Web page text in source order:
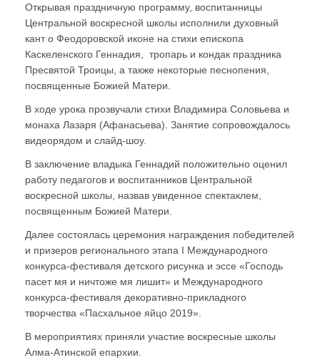
Открывая праздничную программу, воспитанницы
Центральной воскресной школы исполнили духовный
кант о Феодоровской иконе на стихи епископа
Каскеленского Геннадия, тропарь и кондак праздника
Пресвятой Троицы, а также некоторые песнопения,
посвященные Божией Матери.
В ходе урока прозвучали стихи Владимира Соловьева и
монаха Лазаря (Афанасьева). Занятие сопровождалось
видеорядом и слайд-шоу.
В заключение владыка Геннадий положительно оценил
работу педагогов и воспитанников Центральной
воскресной школы, назвав увиденное спектаклем,
посвященным Божией Матери.
Далее состоялась церемония награждения победителей
и призеров регионального этапа I Международного
конкурса-фестиваля детского рисунка и эссе «Господь
пасет мя и ничтоже мя лишит» и Международного
конкурса-фестиваля декоративно-прикладного
творчества «Пасхальное яйцо 2019».
В мероприятиях приняли участие воскресные школы
Алма-Атинской епархии.